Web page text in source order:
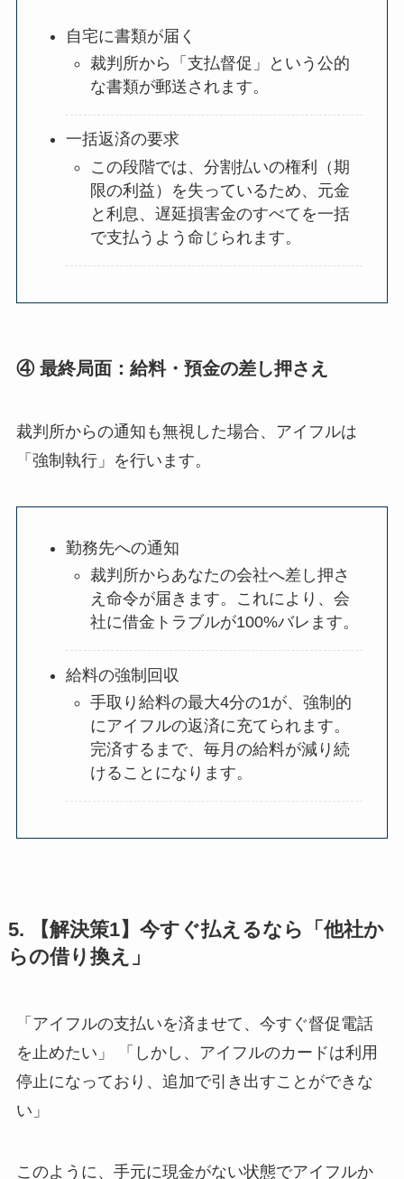
自宅に書類が届く
裁判所から「支払督促」という公的
な書類が郵送されます。
一括返済の要求
この段階では、分割払いの権利（期
限の利益）を失っているため、元金
と利息、遅延損害金のすべてを一括
で支払うよう命じられます。
④ 最終局面：給料・預金の差し押さえ
裁判所からの通知も無視した場合、アイフルは
「強制執行」を行います。
勤務先への通知
裁判所からあなたの会社へ差し押さ
え命令が届きます。これにより、会
社に借金トラブルが100%バレます。
給料の強制回収
手取り給料の最大4分の1が、強制的
にアイフルの返済に充てられます。
完済するまで、毎月の給料が減り続
けることになります。
5. 【解決策1】今すぐ払えるなら「他社か
らの借り換え」
「アイフルの支払いを済ませて、今すぐ督促電話
を止めたい」 「しかし、アイフルのカードは利用
停止になっており、追加で引き出すことができな
い」
このように、手元に現金がない状態でアイフルか